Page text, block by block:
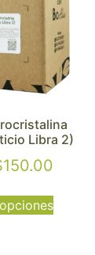
Libra 2)
150.00